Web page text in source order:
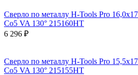
Сверло по металлу H-Tools Pro
Co5 VA 130° 215160HT
6 296 ₽
Сверло по металлу H-Tools Pro
Co5 VA 130° 215155HT